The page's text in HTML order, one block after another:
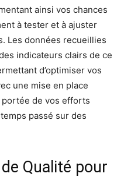
ainsi vos chances
à tester et à ajuster
Les données recueillies
indicateurs clairs de ce
d’optimiser vos
une mise en place
de vos efforts
passé sur des
Qualité pour